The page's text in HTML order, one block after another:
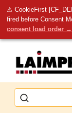
⚠ CookieFirst
fired before Consent
consent load order →